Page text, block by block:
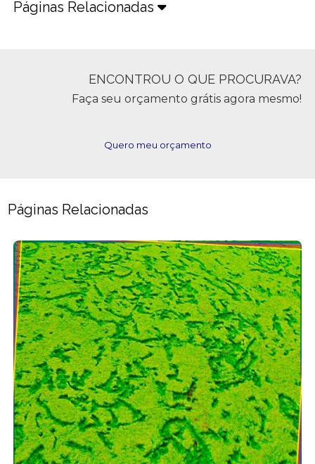
Páginas Relacionadas
ENCONTROU O QUE PROCURAVA?
Faça seu orçamento grátis agora mesmo!
Quero meu orçamento
Páginas Relacionadas